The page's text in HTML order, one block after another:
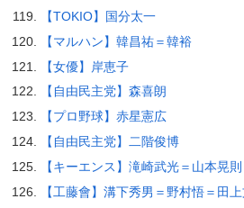
【TOKIO】国分太一
【マルハン】韓昌祐＝韓裕
【女優】岸恵子
【自由民主党】森喜朗
【プロ野球】赤星憲広
【自由民主党】二階俊博
【キーエンス】滝崎武光＝山本晃
【工藤會】溝下秀男＝野村悟＝田